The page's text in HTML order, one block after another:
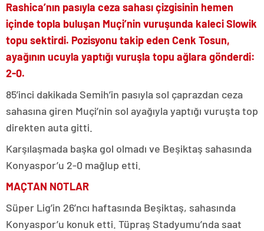
Rashica’nın pasıyla ceza sahası çizgisinin hemen
içinde topla buluşan Muçi’nin vuruşunda kaleci Slowik
topu sektirdi. Pozisyonu takip eden Cenk Tosun,
ayağının ucuyla yaptığı vuruşla topu ağlara gönderdi:
2-0.
85’inci dakikada Semih’in pasıyla sol çaprazdan ceza
sahasına giren Muçi’nin sol ayağıyla yaptığı vuruşta top
direkten auta gitti.
Karşılaşmada başka gol olmadı ve Beşiktaş sahasında
Konyaspor’u 2-0 mağlup etti.
MAÇTAN NOTLAR
Süper Lig’in 26’ncı haftasında Beşiktaş, sahasında
Konyaspor’u konuk etti. Tüpraş Stadyumu’nda saat